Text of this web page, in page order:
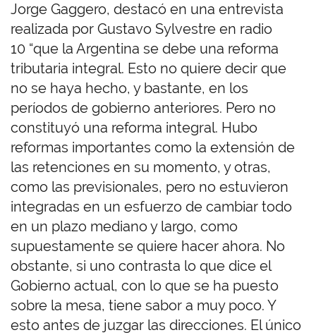
Jorge Gaggero, destacó en una entrevista
realizada por Gustavo Sylvestre en radio
10 “que la Argentina se debe una reforma
tributaria integral. Esto no quiere decir que
no se haya hecho, y bastante, en los
períodos de gobierno anteriores. Pero no
constituyó una reforma integral. Hubo
reformas importantes como la extensión de
las retenciones en su momento, y otras,
como las previsionales, pero no estuvieron
integradas en un esfuerzo de cambiar todo
en un plazo mediano y largo, como
supuestamente se quiere hacer ahora. No
obstante, si uno contrasta lo que dice el
Gobierno actual, con lo que se ha puesto
sobre la mesa, tiene sabor a muy poco. Y
esto antes de juzgar las direcciones. El único